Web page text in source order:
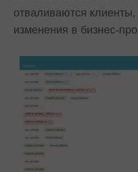
отваливаются
изменения в бизнес-